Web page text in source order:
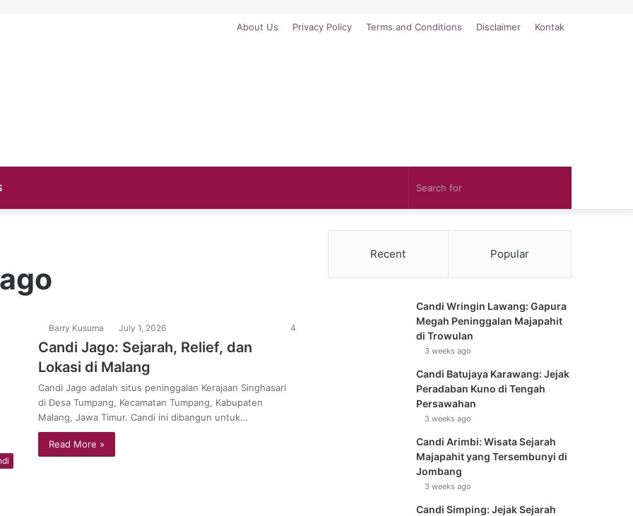
About Us Privacy Policy Terms and Conditions Disclaimer Kontak
for
Barry Kusuma July 1, 2026 4
Candi Jago: Sejarah, Relief, dan
Lokasi di Malang
Candi Jago adalah situs peninggalan Kerajaan Singhasari
di Desa Tumpang, Kecamatan Tumpang, Kabupaten
Malang, Jawa Timur. Candi ini dibangun untuk…
Read More »
Recent Popular
Candi Wringin Lawang: Gapura
Megah Peninggalan Majapahit
di Trowulan
3 weeks ago
Candi Batujaya Karawang: Jejak
Peradaban Kuno di Tengah
Persawahan
3 weeks ago
Candi Arimbi: Wisata Sejarah
Majapahit yang Tersembunyi di
Jombang
3 weeks ago
Candi Simping: Jejak Sejarah